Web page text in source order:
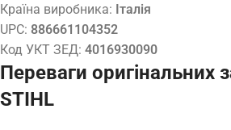
Країна виробника: Італія
UPC: 886661104352
Код УКТ ЗЕД: 4016930090
Переваги оригінальних
STIHL